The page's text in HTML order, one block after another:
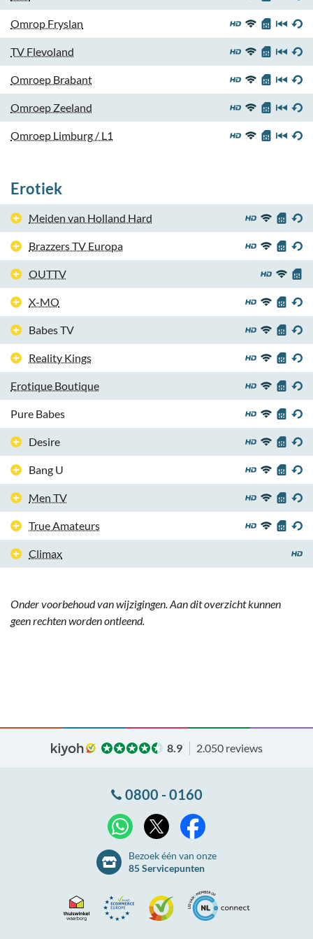
Omrop Fryslan
TV Flevoland
Omroep Brabant
Omroep Zeeland
Omroep Limburg / L1
Erotiek
Meiden van Holland Hard
Brazzers TV Europa
OUTTV
X-MO
Babes TV
Reality Kings
Erotique Boutique
Pure Babes
Desire
Bang U
Men TV
True Amateurs
Climax
Onder voorbehoud van wijzigingen. Aan dit overzicht kunnen
geen rechten worden ontleend.
8.9 2.050 reviews
0800 - 0160
WhatsApp
Bezoek één van onze
85 Servicepunten